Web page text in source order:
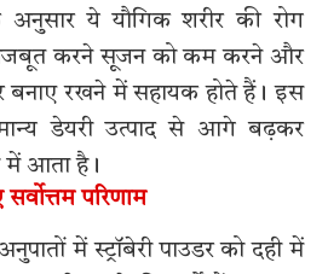
अनुसार ये यौगिक शरीर की रोग
मजबूत करने सूजन को कम करने और
बनाए रखने में सहायक होते हैं। इस
डेयरी उत्पाद से आगे बढ़कर
में आता है।
परिणाम
में स्ट्रॉबेरी पाउडर को दही में